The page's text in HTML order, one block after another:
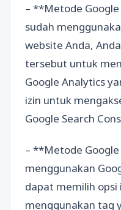
– **Metode
sudah
website Anda,
tersebut untuk
Google Analytics
izin untuk
Google Search
– **Metode
menggunakan
dapat memilih opsi
menggunakan tag